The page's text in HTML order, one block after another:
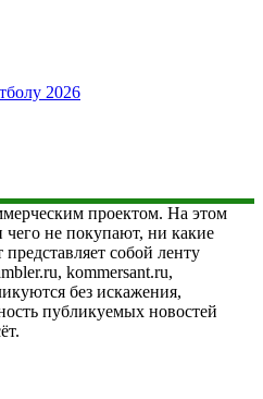
2026
проектом. На этом
чего не покупают, ни какие
собой ленту
kommersant.ru,
без искажения,
публикуемых новостей